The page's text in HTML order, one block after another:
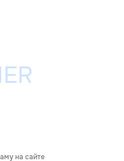
на сайте